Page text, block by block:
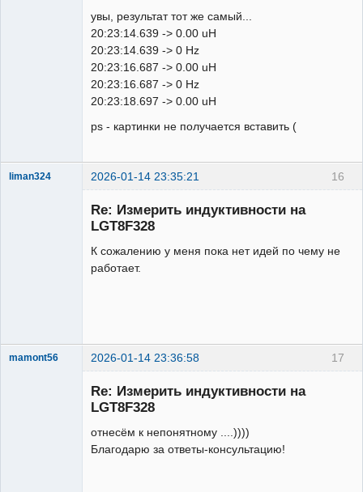
увы, результат тот же самый...
20:23:14.639 -> 0.00 uH
20:23:14.639 -> 0 Hz
20:23:16.687 -> 0.00 uH
20:23:16.687 -> 0 Hz
20:23:18.697 -> 0.00 uH
ps - картинки не получается вставить (
16
liman324 2026-01-14 23:35:21
Re: Измерить индуктивности на
LGT8F328
К сожалению у меня пока нет идей по чему не
работает.
17
mamont56 2026-01-14 23:36:58
Re: Измерить индуктивности на
LGT8F328
отнесём к непонятному ....))))
Благодарю за ответы-консультацию!